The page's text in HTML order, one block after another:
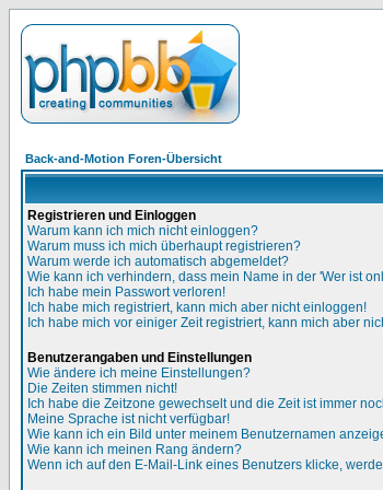
Back-and-Motion Foren-Übersicht
Registrieren und Einloggen
Warum kann ich mich nicht einloggen?
Warum muss ich mich überhaupt registrieren?
Warum werde ich automatisch abgemeldet?
Wie kann ich verhindern, dass mein Name in der 'Wer ist
Ich habe mein Passwort verloren!
Ich habe mich registriert, kann mich aber nicht einloggen!
Ich habe mich vor einiger Zeit registriert, kann mich aber
Benutzerangaben und Einstellungen
Wie ändere ich meine Einstellungen?
Die Zeiten stimmen nicht!
Ich habe die Zeitzone gewechselt und die Zeit ist immer
Meine Sprache ist nicht verfügbar!
Wie kann ich ein Bild unter meinem Benutzernamen
Wie kann ich meinen Rang ändern?
Wenn ich auf den E-Mail-Link eines Benutzers klicke,